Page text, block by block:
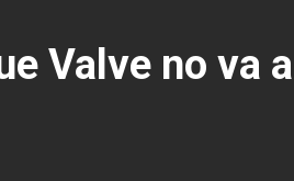
Valve no va